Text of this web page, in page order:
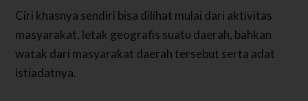
Ciri khasnya sendiri bisa dilihat mulai dari aktivitas
masyarakat, letak geografis suatu daerah, bahkan
watak dari masyarakat daerah tersebut serta adat
istiadatnya.